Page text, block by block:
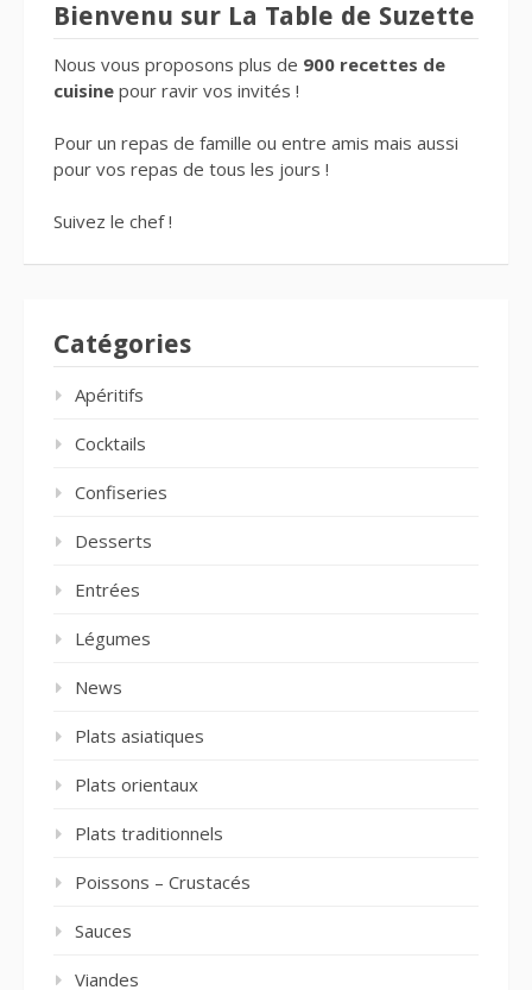
Bienvenu sur La Table de Suzette
Nous vous proposons plus de 900 recettes de
cuisine pour ravir vos invités !
Pour un repas de famille ou entre amis mais aussi
pour vos repas de tous les jours !
Suivez le chef !
Catégories
Apéritifs
Cocktails
Confiseries
Desserts
Entrées
Légumes
News
Plats asiatiques
Plats orientaux
Plats traditionnels
Poissons – Crustacés
Sauces
Viandes